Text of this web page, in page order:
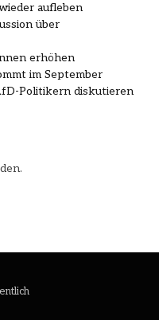
aufleben
über
erhöhen
im September
Politikern diskutieren